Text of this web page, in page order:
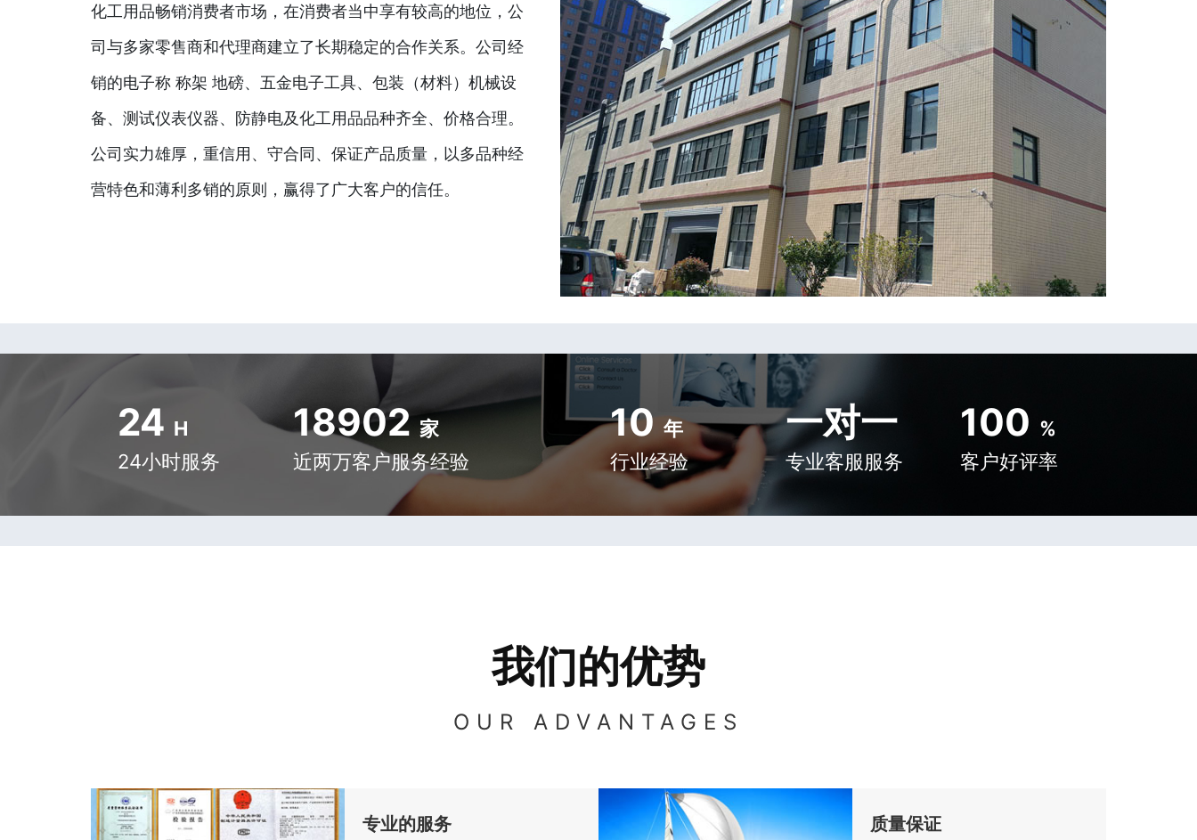
化工用品畅销消费者市场，在消费者当中享有较高的地位，公
司与多家零售商和代理商建立了长期稳定的合作关系。公司经
销的电子称 称架 地磅、五金电子工具、包装（材料）机械设
备、测试仪表仪器、防静电及化工用品品种齐全、价格合理。
公司实力雄厚，重信用、守合同、保证产品质量，以多品种经
营特色和薄利多销的原则，赢得了广大客户的信任。
24 H
24小时服务
18902 家
近两万客户服务经验
10 年
行业经验
一对一
专业客服服务
100 %
客户好评率
我们的优势
OUR ADVANTAGES
专业的服务 质量保证